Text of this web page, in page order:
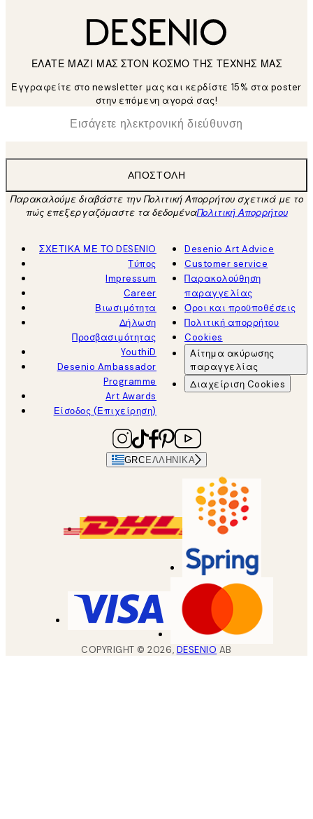
ΕΛΑΤΕ ΜΑΖΙ ΜΑΣ ΣΤΟΝ ΚΟΣΜΟ ΤΗΣ ΤΕΧΝΗΣ ΜΑΣ
Εγγραφείτε στο newsletter μας και κερδίστε 15% στα poster
στην επόμενη αγορά σας!
Ηλεκτρονική Διεύθυνση
ΑΠΟΣΤΟΛΉ
Παρακαλούμε διαβάστε την Πολιτική Απορρήτου σχετικά με το
πώς επεξεργαζόμαστε τα δεδομέναΠολιτική Απορρήτου
ΣΧΕΤΙΚΑ ΜΕ ΤΟ DESENIO
Τύπος
Impressum
Career
Βιωσιμότητα
Δήλωση
Προσβασιμότητας
YouthiD
Desenio Ambassador
Programme
Art Awards
Είσοδος (Επιχείρηση)
Desenio Art Advice
Customer service
Παρακολούθηση
παραγγελίας
Όροι και προϋποθέσεις
Πολιτική απορρήτου
Cookies
Αίτημα ακύρωσης
παραγγελίας
Διαχείριση Cookies
GRC ΕΛΛΗΝΙΚΆ
COPYRIGHT ©2026, DESENIO AB